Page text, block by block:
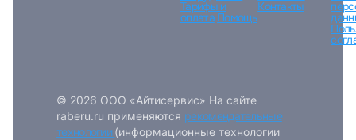
Вход по коду Регистрация
Тарифы и
оплата Помощь
Контакты
© 2026 ООО «Айтисервис» На сайте
raberu.ru применяются рекомендательные
технологии (информационные технологии